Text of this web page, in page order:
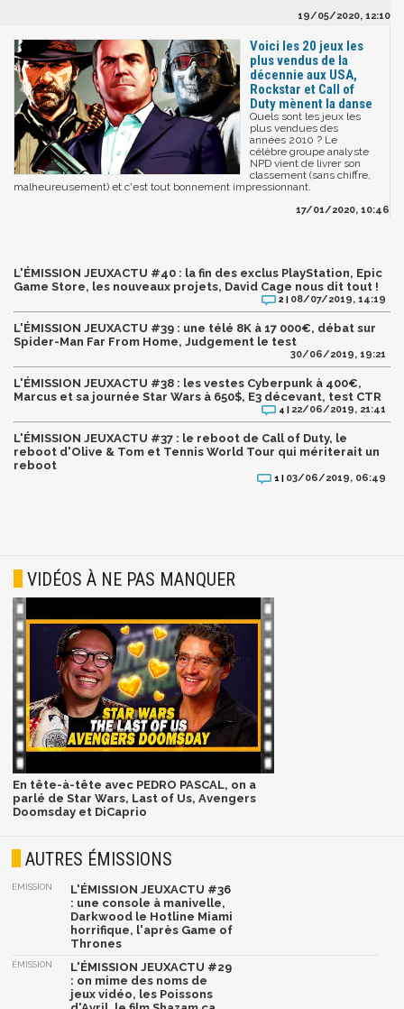
19/05/2020, 12:10
Voici les 20 jeux les
plus vendus de la
décennie aux USA,
Rockstar et Call of
Duty mènent la danse
Quels sont les jeux les
plus vendues des
années 2010 ? Le
célèbre groupe analyste
NPD vient de livrer son
classement (sans chiffre,
malheureusement) et c'est tout bonnement impressionnant.
17/01/2020, 10:46
L'ÉMISSION JEUXACTU #40 : la fin des exclus PlayStation, Epic
Game Store, les nouveaux projets, David Cage nous dit tout !
2 | 08/07/2019, 14:19
L'ÉMISSION JEUXACTU #39 : une télé 8K à 17 000€, débat sur
Spider-Man Far From Home, Judgement le test
30/06/2019, 19:21
L'ÉMISSION JEUXACTU #38 : les vestes Cyberpunk à 400€,
Marcus et sa journée Star Wars à 650$, E3 décevant, test CTR
4 | 22/06/2019, 21:41
L'ÉMISSION JEUXACTU #37 : le reboot de Call of Duty, le
reboot d'Olive & Tom et Tennis World Tour qui mériterait un
reboot
1 | 03/06/2019, 06:49
VIDÉOS À NE PAS MANQUER
En tête-à-tête avec PEDRO PASCAL, on a
parlé de Star Wars, Last of Us, Avengers
Doomsday et DiCaprio
AUTRES ÉMISSIONS
ÉMISSION
L'ÉMISSION JEUXACTU #36
: une console à manivelle,
Darkwood le Hotline Miami
horrifique, l'après Game of
Thrones
ÉMISSION
L'ÉMISSION JEUXACTU #29
: on mime des noms de
jeux vidéo, les Poissons